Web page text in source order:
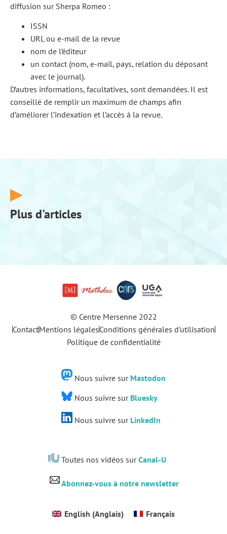
diffusion sur Sherpa Romeo :
ISSN
URL ou e-mail de la revue
nom de l’éditeur
un contact (nom, e-mail, pays, relation du déposant
avec le journal).
D’autres informations, facultatives, sont demandées. Il est
conseillé de remplir un maximum de champs afin
d’améliorer l’indexation et l’accès à la revue.
Plus d'articles
© Centre Mersenne 2022
ContactMentions légalesConditions générales d'utilisation
Politique de confidentialité
Nous suivre sur Mastodon
Nous suivre sur Bluesky
Nous suivre sur LinkedIn
Toutes nos vidéos surCanal-U
Abonnez-vous à notre newsletter
English (Anglais) Français